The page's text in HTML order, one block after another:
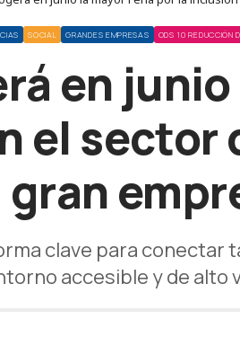
SOCIAL GRANDES EMPRESAS ODS 10 REDUCCIÓN
en
el sector
gran
clave para
accesible y de alto